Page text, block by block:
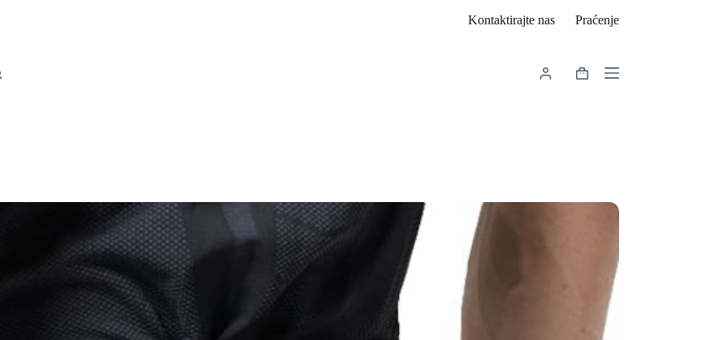
Kontaktirajte nas Praćenje
Košarica